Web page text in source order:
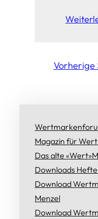
Vorherige
Magazin für
Das alte
Downloads
Download
Menzel
Download